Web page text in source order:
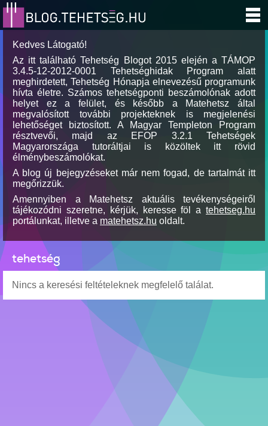
Kedves Látogató!
Az itt található Tehetség Blogot 2015 elején a TÁMOP
3.4.5-12-2012-0001 Tehetséghidak Program alatt
meghirdetett, Tehetség Hónapja elnevezésű programunk
hívta életre. Számos tehetségponti beszámolónak adott
helyet ez a felület, és később a Matehetsz által
megvalósított további projekteknek is megjelenési
lehetőséget biztosított. A Magyar Templeton Program
résztvevői, majd az EFOP 3.2.1 Tehetségek
Magyarországa tutoráltjai is közöltek itt rövid
élménybeszámolókat.
A blog új bejegyzéseket már nem fogad, de tartalmát itt
megőrizzük.
Amennyiben a Matehetsz aktuális tevékenységeiről
tájékozódni szeretne, kérjük, keresse föl a tehetseg.hu
portálunkat, illetve a matehetsz.hu oldalt.
tehetség
Nincs a keresési feltételeknek megfelelő találat.